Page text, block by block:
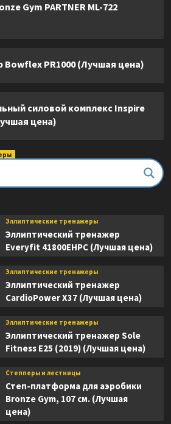
Gym PARTNER ML-722
PR1000 (Лучшая цена)
силовой комплекс Inspire
цена)
DFC E8745T
Эллиптические тренажеры
Эллиптический тренажер
Everyfit 41800EHPC (Лучшая цена)
Эллиптические тренажеры
Эллиптический тренажер
CardioPower X37 (Лучшая цена)
Эллиптические тренажеры
Эллиптический тренажер Sole
Fitness E25 (2019) (Лучшая цена)
Степперы и лестницы
Степ-платформа для аэробики
Bronze Gym, 107 см. (Лучшая
цена)